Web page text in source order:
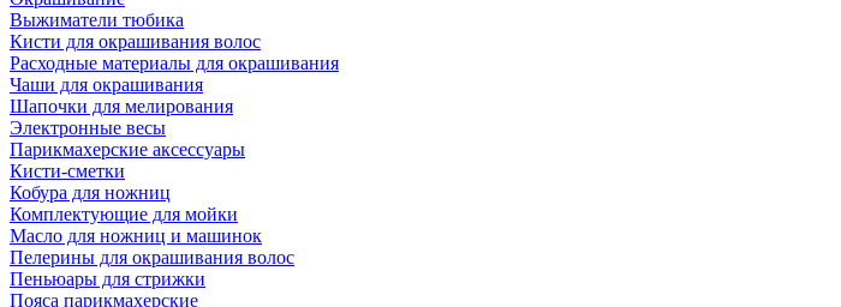
Выжиматели тюбика
Кисти для окрашивания волос
Расходные материалы для окрашивания
Чаши для окрашивания
Шапочки для мелирования
Электронные весы
Парикмахерские аксессуары
Кисти-сметки
Кобура для ножниц
Комплектующие для мойки
Масло для ножниц и машинок
Пелерины для окрашивания волос
Пеньюары для стрижки
Пояса парикмахерские